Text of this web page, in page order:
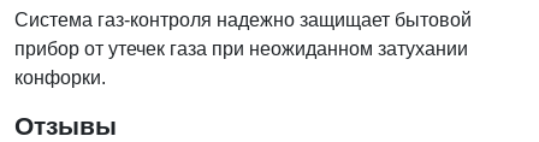
Система газ-контроля надежно защищает бытовой
прибор от утечек газа при неожиданном затухании
конфорки.
Отзывы